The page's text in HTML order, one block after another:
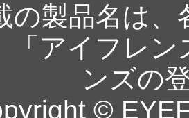
製品名は、
「アイフレ
ンズの
©